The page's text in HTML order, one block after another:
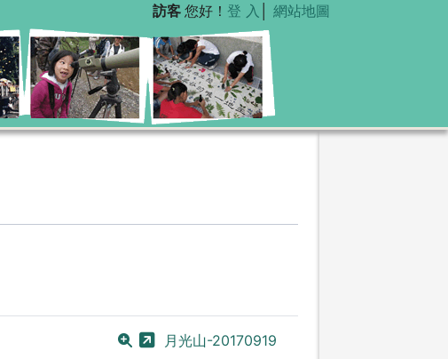
訪客 您好！ 登 入 網站地圖
月光山-20170919